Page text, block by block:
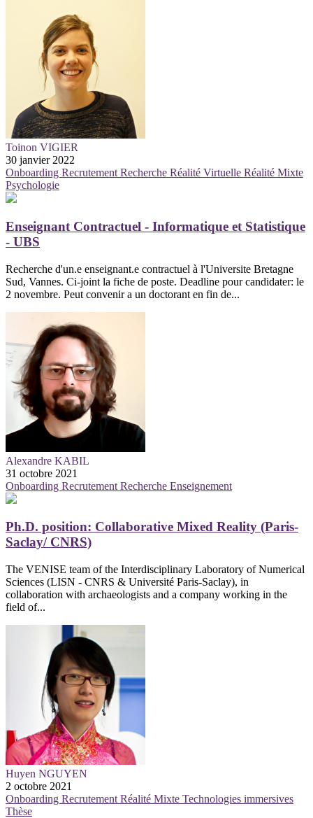
Toinon VIGIER
30 janvier 2022
Onboarding Recrutement Recherche Réalité Virtuelle Réalité Mixte
Psychologie
Enseignant Contractuel - Informatique et Statistique
- UBS
Recherche d'un.e enseignant.e contractuel à l'Universite Bretagne
Sud, Vannes. Ci-joint la fiche de poste. Deadline pour candidater: le
2 novembre. Peut convenir a un doctorant en fin de...
Alexandre KABIL
31 octobre 2021
Onboarding Recrutement Recherche Enseignement
Ph.D. position: Collaborative Mixed Reality (Paris-
Saclay/ CNRS)
The VENISE team of the Interdisciplinary Laboratory of Numerical
Sciences (LISN - CNRS & Université Paris-Saclay), in
collaboration with archaeologists and a company working in the
field of...
Huyen NGUYEN
2 octobre 2021
Onboarding Recrutement Réalité Mixte Technologies immersives
Thèse